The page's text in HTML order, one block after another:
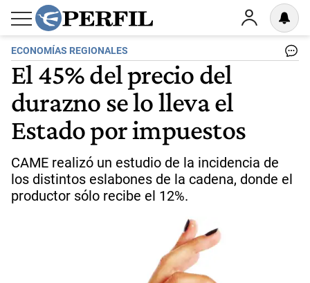
ECONOMÍAS REGIONALES
El 45% del precio del
durazno se lo lleva el
Estado por impuestos
CAME realizó un estudio de la incidencia de
los distintos eslabones de la cadena, donde el
productor sólo recibe el 12%.